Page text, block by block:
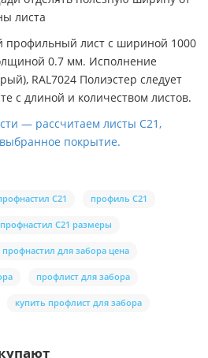
листа
профильный лист с шириной 1000
0.7 мм. Исполнение
RAL7024 Полиэстер следует
с длиной и количеством листов.
— рассчитаем листы C21,
покрытие.
С21 профиль С21
профнастил С21 размеры
профнастил для забора цена
профлист для забора
купить профлист для забора